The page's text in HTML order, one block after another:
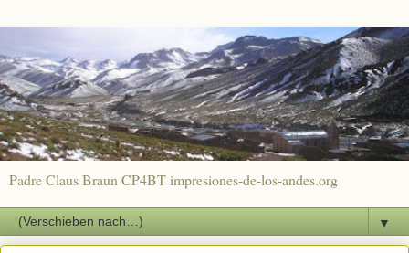
Padre Claus Braun CP4BT impresiones-de-los-andes.org
▼